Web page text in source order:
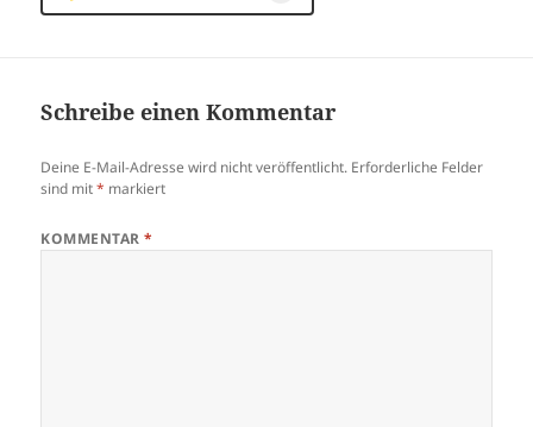
Schreibe einen Kommentar
Deine E-Mail-Adresse wird nicht veröffentlicht. Erforderliche Felder
sind mit* markiert
KOMMENTAR*